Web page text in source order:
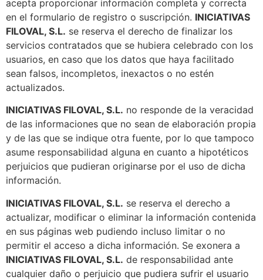
acepta proporcionar información completa y correcta
en el formulario de registro o suscripción. INICIATIVAS
FILOVAL, S.L. se reserva el derecho de finalizar los
servicios contratados que se hubiera celebrado con los
usuarios, en caso que los datos que haya facilitado
sean falsos, incompletos, inexactos o no estén
actualizados.
INICIATIVAS FILOVAL, S.L. no responde de la veracidad
de las informaciones que no sean de elaboración propia
y de las que se indique otra fuente, por lo que tampoco
asume responsabilidad alguna en cuanto a hipotéticos
perjuicios que pudieran originarse por el uso de dicha
información.
INICIATIVAS FILOVAL, S.L. se reserva el derecho a
actualizar, modificar o eliminar la información contenida
en sus páginas web pudiendo incluso limitar o no
permitir el acceso a dicha información. Se exonera a
INICIATIVAS FILOVAL, S.L. de responsabilidad ante
cualquier daño o perjuicio que pudiera sufrir el usuario